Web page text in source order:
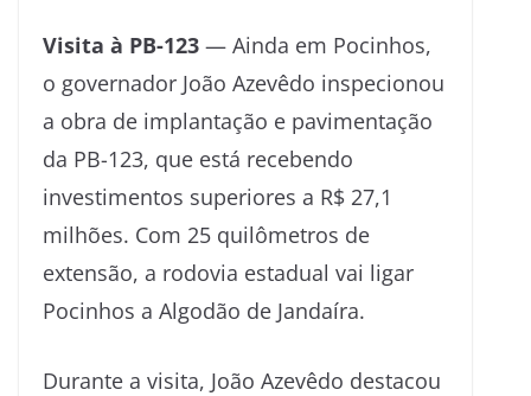
Visita à PB-123 — Ainda em Pocinhos,
o governador João Azevêdo inspecionou
a obra de implantação e pavimentação
da PB-123, que está recebendo
investimentos superiores a R$ 27,1
milhões. Com 25 quilômetros de
extensão, a rodovia estadual vai ligar
Pocinhos a Algodão de Jandaíra.
Durante a visita, João Azevêdo destacou